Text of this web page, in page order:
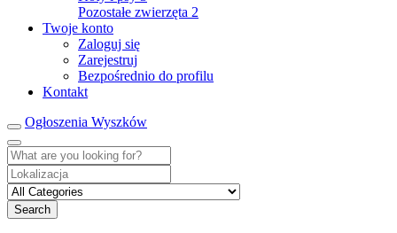
Pozostałe zwierzęta 2
Twoje konto
Zaloguj się
Zarejestruj
Bezpośrednio do profilu
Kontakt
Ogłoszenia Wyszków
Search